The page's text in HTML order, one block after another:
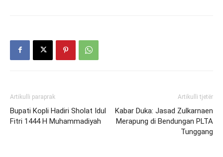
Artikulli paraprak
Bupati Kopli Hadiri Sholat Idul
Fitri 1444 H Muhammadiyah
Artikulli tjetër
Kabar Duka: Jasad Zulkarnaen
Merapung di Bendungan PLTA
Tunggang